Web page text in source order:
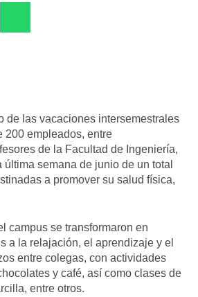
de las vacaciones intersemestrales
200 empleados, entre
de la Facultad de Ingeniería,
semana de junio de un total
a promover su salud física,
campus se transformaron en
a la relajación, el aprendizaje y el
entre colegas, con actividades
y café, así como clases de
entre otros.